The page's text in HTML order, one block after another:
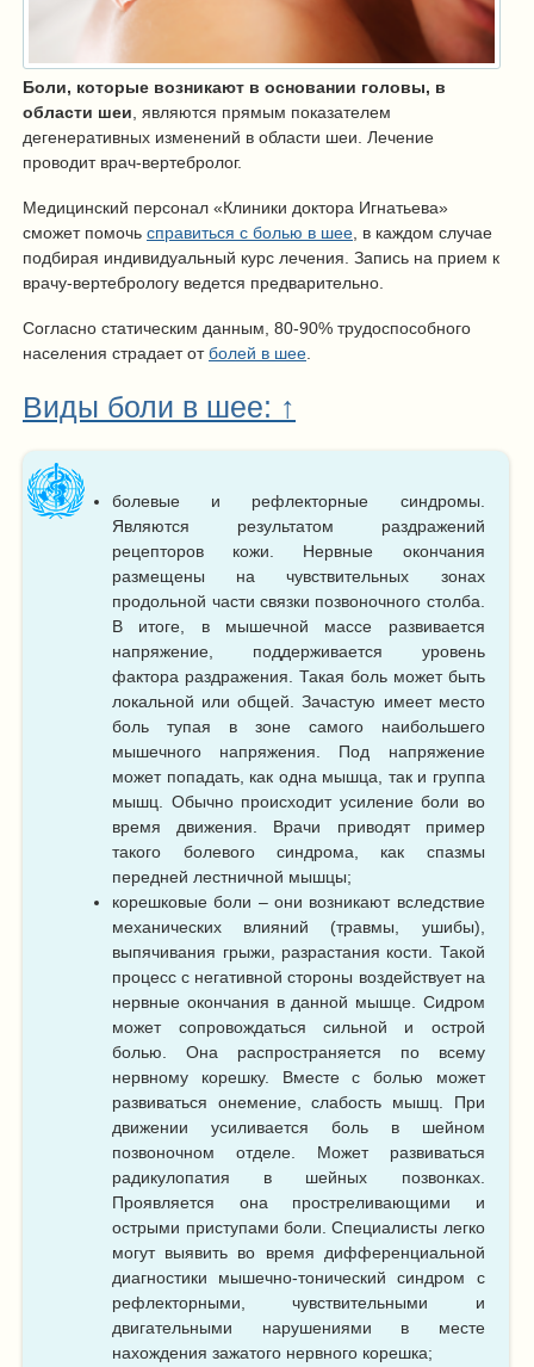
Боли, которые возникают в основании головы, в
области шеи , являются прямым показателем
дегенеративных изменений в области шеи. Лечение
проводит врач-вертебролог.
Медицинский персонал «Клиники доктора Игнатьева»
сможет помочь справиться с болью в шее , в каждом случае
подбирая индивидуальный курс лечения. Запись на прием к
врачу-вертебрологу ведется предварительно.
Согласно статическим данным, 80-90% трудоспособного
населения страдает отболей в шее
Виды боли в шее: ↑
болевые и рефлекторные синдромы.
Являются результатом раздражений
рецепторов кожи. Нервные окончания
размещены на чувствительных зонах
продольной части связки позвоночного столба.
В итоге, в мышечной массе развивается
напряжение, поддерживается уровень
фактора раздражения. Такая боль может быть
локальной или общей. Зачастую имеет место
боль тупая в зоне самого наибольшего
мышечного напряжения. Под напряжение
может попадать, как одна мышца, так и группа
мышц. Обычно происходит усиление боли во
время движения. Врачи приводят пример
такого болевого синдрома, как спазмы
передней лестничной мышцы;
корешковые боли – они возникают вследствие
механических влияний (травмы, ушибы),
выпячивания грыжи, разрастания кости. Такой
процесс с негативной стороны воздействует на
нервные окончания в данной мышце. Сидром
может сопровождаться сильной и острой
болью. Она распространяется по всему
нервному корешку. Вместе с болью может
развиваться онемение, слабость мышц. При
движении усиливается боль в шейном
позвоночном отделе. Может развиваться
радикулопатия в шейных позвонках.
Проявляется она простреливающими и
острыми приступами боли. Специалисты легко
могут выявить во время дифференциальной
диагностики мышечно-тонический синдром с
рефлекторными, чувствительными и
двигательными нарушениями в месте
нахождения зажатого нервного корешка;